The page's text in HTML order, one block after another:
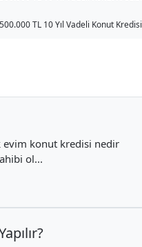
TL 10 Yıl Vadeli Konut Kredisi
evim konut kredisi nedir
ol...